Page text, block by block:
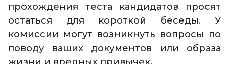
прохождения теста кандидатов просят
остаться для короткой беседы. У
комиссии могут возникнуть вопросы по
поводу ваших документов или образа